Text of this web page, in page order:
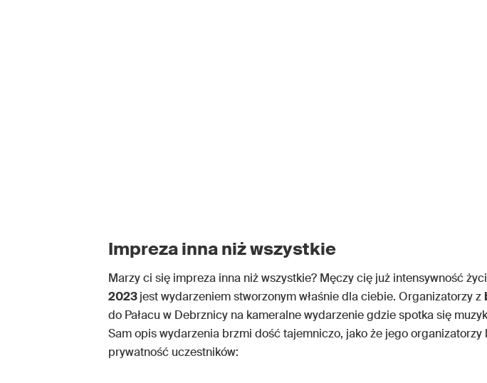
Impreza inna niż wszystkie
Marzy ci się impreza inna niż wszystkie? Męczy cię już intensywność
2023jest wydarzeniem stworzonym właśnie dla ciebie. Organizatorzy z
do Pałacu w Debrznicy na kameralne wydarzenie gdzie spotka się
Sam opis wydarzenia brzmi dość tajemniczo, jako że jego
prywatność uczestników: